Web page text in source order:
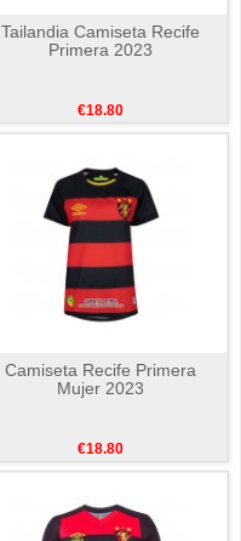
Tailandia Camiseta Recife
Primera 2023
€18.80
Camiseta Recife Primera
Mujer 2023
€18.80